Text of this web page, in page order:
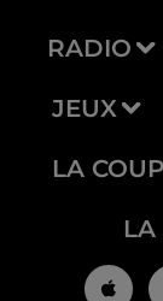
RADIO
JEUX
LA
LA